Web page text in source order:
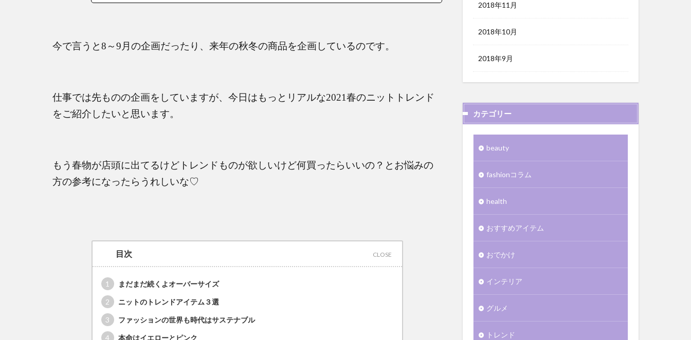
今で言うと8 ～9 月の企画だったり、来年の秋冬の商品を企画しているのです。
仕事では先ものの企画をしていますが、今日はもっとリアルな2021春のニットトレンド
をご紹介したいと思います。
もう春物が店頭に出てるけどトレンドものが欲しいけど何買ったらいいの？とお悩みの
方の参考になったらうれしいな♡
目次
1 まだまだ続くよオーバーサイズ
2 ニットのトレンドアイテム３選
3 ファッションの世界も時代はサステナブル
4 本命はイエローとピンク
2018年11月
2018年10月
2018年9月
カテゴリー
beauty
fashionコラム
health
おすすめアイテム
おでかけ
インテリア
グルメ
トレンド